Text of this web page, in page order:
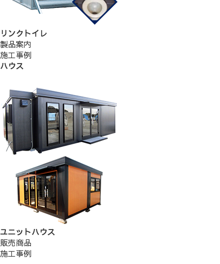
リンクトイレ
製品案内
施工事例
ハウス
ユニットハウス
販売商品
施工事例